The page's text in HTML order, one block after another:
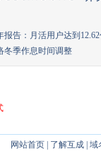
报告：月活用户达到
冬季作息时间调整
网站首页| 了解互成| 域